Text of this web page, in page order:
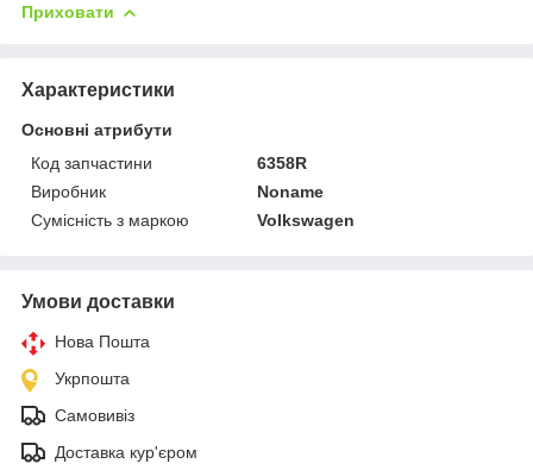
Приховати
Характеристики
Основні атрибути
Код запчастини
6358R
Виробник
Noname
Сумісність з маркою
Volkswagen
Умови доставки
Нова Пошта
Укрпошта
Самовивіз
Доставка кур'єром